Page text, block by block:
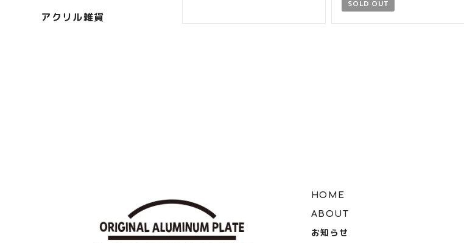
SOLD OUT
アクリル雑貨
HOME
ABOUT
お知らせ